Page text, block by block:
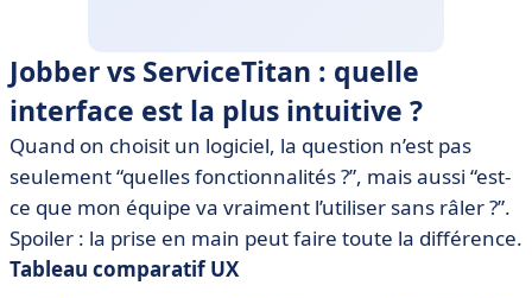
Jobber vs ServiceTitan : quelle
interface est la plus intuitive ?
Quand on choisit un logiciel, la question n’est pas
seulement “quelles fonctionnalités ?”, mais aussi “est-
ce que mon équipe va vraiment l’utiliser sans râler ?”.
Spoiler : la prise en main peut faire toute la différence.
Tableau comparatif UX